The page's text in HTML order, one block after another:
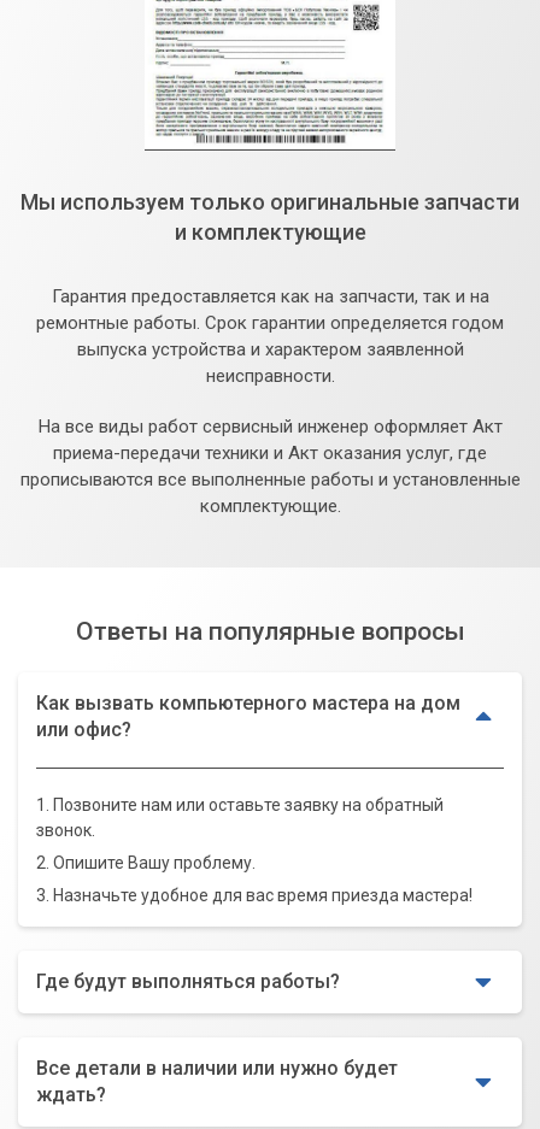
Мы используем только оригинальные запчасти
и комплектующие
Гарантия предоставляется как на запчасти, так и на
ремонтные работы. Срок гарантии определяется годом
выпуска устройства и характером заявленной
неисправности.
На все виды работ сервисный инженер оформляет Акт
приема-передачи техники и Акт оказания услуг, где
прописываются все выполненные работы и установленные
комплектующие.
Ответы на популярные вопросы
Как вызвать компьютерного мастера на дом
или офис?
1. Позвоните нам или оставьте заявку на обратный
звонок.
2. Опишите Вашу проблему.
3. Назначьте удобное для вас время приезда мастера!
Где будут выполняться работы?
Все детали в наличии или нужно будет
ждать?